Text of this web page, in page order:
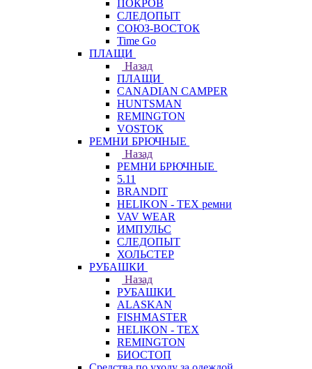
ПОКРОВ
СЛЕДОПЫТ
СОЮЗ-ВОСТОК
Time Go
ПЛАЩИ
Назад
ПЛАЩИ
CANADIAN CAMPER
HUNTSMAN
REMINGTON
VOSTOK
РЕМНИ БРЮЧНЫЕ
Назад
РЕМНИ БРЮЧНЫЕ
5.11
BRANDIT
HELIKON - TEX ремни
VAV WEAR
ИМПУЛЬС
СЛЕДОПЫТ
ХОЛЬСТЕР
РУБАШКИ
Назад
РУБАШКИ
ALASKAN
FISHMASTER
HELIKON - TEX
REMINGTON
БИОСТОП